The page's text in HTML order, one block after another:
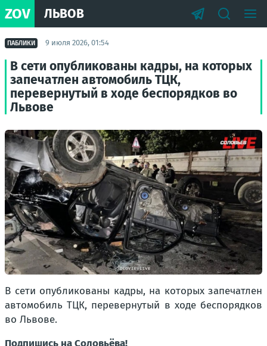
ZOV ЛЬВОВ
ПАБЛИКИ 9 июля 2026, 01:54
В сети опубликованы кадры, на которых
запечатлен автомобиль ТЦК,
перевернутый в ходе беспорядков во
Львове
В сети опубликованы кадры, на которых запечатлен
автомобиль ТЦК, перевернутый в ходе беспорядков
во Львове.
Подпишись на Соловьёва!